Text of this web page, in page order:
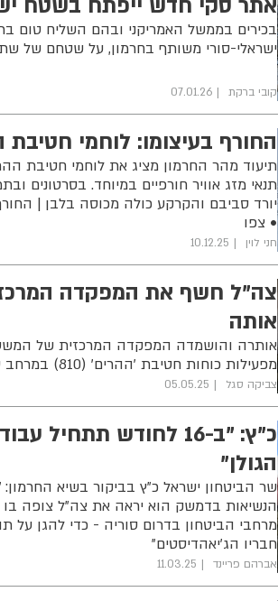
בכירים בממשל האמריקני ובהם השליח טום
ישראלי-סורי משותף בחרמון, על שטחם של
קובי ברקת 07.01.26
החורף בעיצומו: לוחמי
תנאי מזג אוויר חורפיים במיוחד. בסרטונים
יורד סביבם והקרקע כולה מכוסה בלבן |
• צפו
חני לוין 10.12.25
צה"ל חשף את המפקדה
אותה
אותרה והושמדה המפקדה המרכזית של
מפעילות כוחות חטיבת ׳ההרים׳ (810) במרחב סוריה
צביקה סגל 05.05.25
כ"ץ: "ב-16 לחודש
הגולן"
שר הביטחון ישראל כ"ץ בביקור בשיא החרמון:
הנשיאות בדמשק הוא יראה את צה"ל צופה בו
מרחבי הביטחון בדרום סוריה - כדי להגן על
חבריו הג'יאהדיסטים"
אברהם פריינד 11.03.25